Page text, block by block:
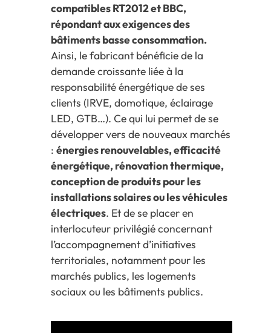
compatibles RT2012 et BBC,
répondant aux exigences des
bâtiments basse consommation.
Ainsi, le fabricant bénéficie de la
demande croissante liée à la
responsabilité énergétique de ses
clients (IRVE, domotique, éclairage
LED, GTB…). Ce qui lui permet de se
développer vers de nouveaux marchés
: énergies renouvelables, efficacité
énergétique, rénovation thermique,
conception de produits pour les
installations solaires ou les véhicules
électriques. Et de se placer en
interlocuteur privilégié concernant
l’accompagnement d’initiatives
territoriales, notamment pour les
marchés publics, les logements
sociaux ou les bâtiments publics.